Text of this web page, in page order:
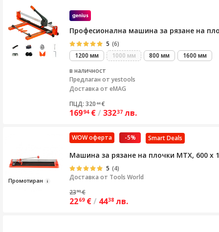
Професионална машина за рязане на
5 (6)
1200 мм
1000 мм 800 мм
1600 мм
в наличност
Предлаган от yestools
Доставка от eMAG
ПЦД: 320 44 €
16994 €/ 33237 лв.
Промотиран
Smart Deals
-5%
WOW оферта
Машина за рязане на плочки MTX, 600 х
5 (4)
Доставка от Tools World
2393 €
2269 €/ 4438 лв.